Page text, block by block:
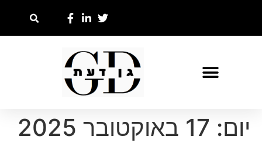
יום: 17 באוקטובר 2025